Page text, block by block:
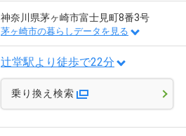
神奈川県茅ヶ崎市富士見町8番3号
茅ヶ崎市の暮らしデータを見る
辻堂駅より徒歩で22分
乗り換え検索